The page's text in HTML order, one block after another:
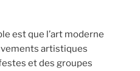
est que l’art moderne
artistiques
et des groupes